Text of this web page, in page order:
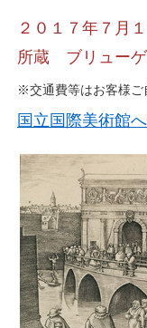
２０１７年７月
所蔵 ブリューゲ
※交通費等はお客様ご
国立国際美術館